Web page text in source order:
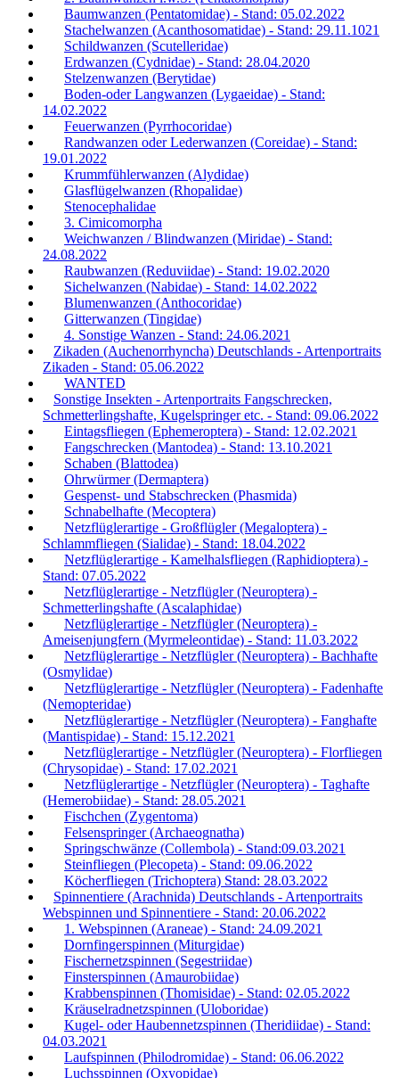
Baumwanzen (Pentatomidae) - Stand: 05.02.2022
Stachelwanzen (Acanthosomatidae) - Stand: 29.11.1021
Schildwanzen (Scutelleridae)
Erdwanzen (Cydnidae) - Stand: 28.04.2020
Stelzenwanzen (Berytidae)
Boden-oder Langwanzen (Lygaeidae) - Stand:
14.02.2022
Feuerwanzen (Pyrrhocoridae)
Randwanzen oder Lederwanzen (Coreidae) - Stand:
19.01.2022
Krummfühlerwanzen (Alydidae)
Glasflügelwanzen (Rhopalidae)
Stenocephalidae
3. Cimicomorpha
Weichwanzen / Blindwanzen (Miridae) - Stand:
24.08.2022
Raubwanzen (Reduviidae) - Stand: 19.02.2020
Sichelwanzen (Nabidae) - Stand: 14.02.2022
Blumenwanzen (Anthocoridae)
Gitterwanzen (Tingidae)
4. Sonstige Wanzen - Stand: 24.06.2021
Zikaden (Auchenorrhyncha) Deutschlands - Artenportraits
Zikaden - Stand: 05.06.2022
WANTED
Sonstige Insekten - Artenportraits Fangschrecken,
Schmetterlingshafte, Kugelspringer etc. - Stand: 09.06.2022
Eintagsfliegen (Ephemeroptera) - Stand: 12.02.2021
Fangschrecken (Mantodea) - Stand: 13.10.2021
Schaben (Blattodea)
Ohrwürmer (Dermaptera)
Gespenst- und Stabschrecken (Phasmida)
Schnabelhafte (Mecoptera)
Netzflüglerartige - Großflügler (Megaloptera) -
Schlammfliegen (Sialidae) - Stand: 18.04.2022
Netzflüglerartige - Kamelhalsfliegen (Raphidioptera) -
Stand: 07.05.2022
Netzflüglerartige - Netzflügler (Neuroptera) -
Schmetterlingshafte (Ascalaphidae)
Netzflüglerartige - Netzflügler (Neuroptera) -
Ameisenjungfern (Myrmeleontidae) - Stand: 11.03.2022
Netzflüglerartige - Netzflügler (Neuroptera) - Bachhafte
(Osmylidae)
Netzflüglerartige - Netzflügler (Neuroptera) - Fadenhafte
(Nemopteridae)
Netzflüglerartige - Netzflügler (Neuroptera) - Fanghafte
(Mantispidae) - Stand: 15.12.2021
Netzflüglerartige - Netzflügler (Neuroptera) - Florfliegen
(Chrysopidae) - Stand: 17.02.2021
Netzflüglerartige - Netzflügler (Neuroptera) - Taghafte
(Hemerobiidae) - Stand: 28.05.2021
Fischchen (Zygentoma)
Felsenspringer (Archaeognatha)
Springschwänze (Collembola) - Stand:09.03.2021
Steinfliegen (Plecopeta) - Stand: 09.06.2022
Köcherfliegen (Trichoptera) Stand: 28.03.2022
Spinnentiere (Arachnida) Deutschlands - Artenportraits
Webspinnen und Spinnentiere - Stand: 20.06.2022
1. Webspinnen (Araneae) - Stand: 24.09.2021
Dornfingerspinnen (Miturgidae)
Fischernetzspinnen (Segestriidae)
Finsterspinnen (Amaurobiidae)
Krabbenspinnen (Thomisidae) - Stand: 02.05.2022
Kräuselradnetzspinnen (Uloboridae)
Kugel- oder Haubennetzspinnen (Theridiidae) - Stand:
04.03.2021
Laufspinnen (Philodromidae) - Stand: 06.06.2022
Luchsspinnen (Oxyopidae)